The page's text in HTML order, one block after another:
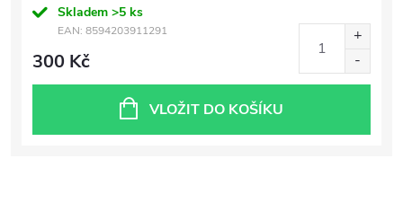
Skladem >5 ks
EAN: 8594203911291
300 Kč
VLOŽIT DO KOŠÍKU